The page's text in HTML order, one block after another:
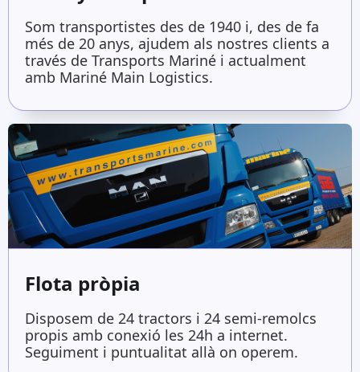
Som transportistes des de 1940 i, des de fa
més de 20 anys, ajudem als nostres clients a
través de Transports Mariné i actualment
amb Mariné Main Logistics.
Flota pròpia
Disposem de 24 tractors i 24 semi-remolcs
propis amb conexió les 24h a internet.
Seguiment i puntualitat allà on operem.